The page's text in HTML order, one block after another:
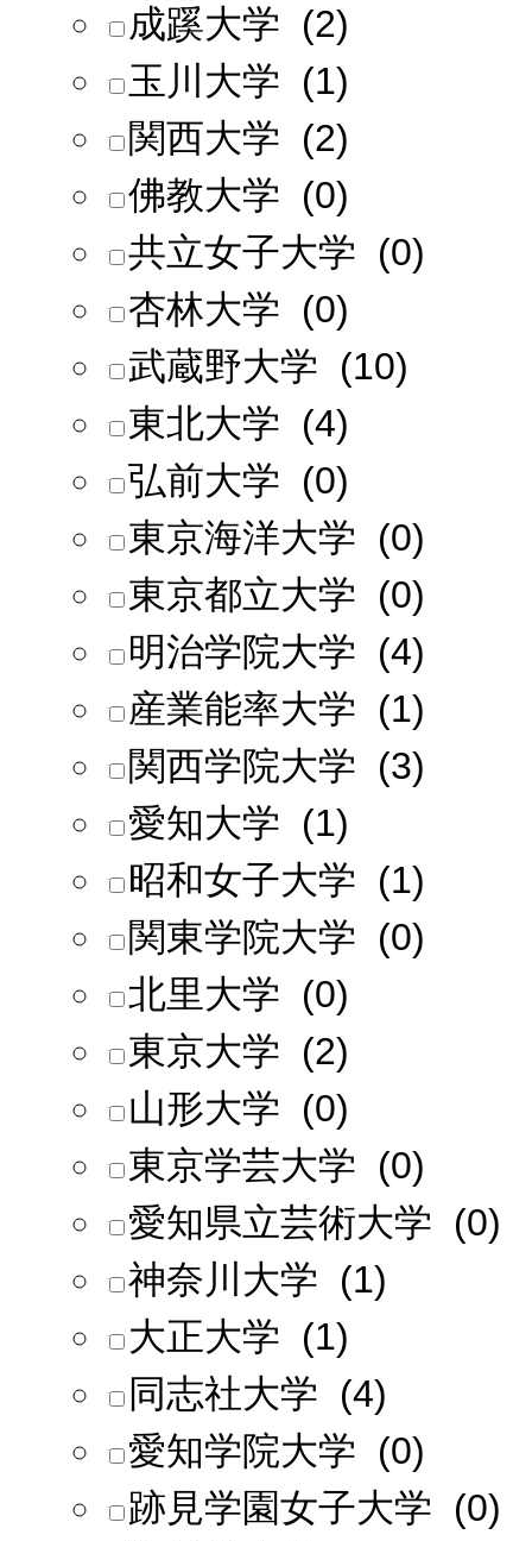
成蹊大学 (2)
玉川大学 (1)
関西大学 (2)
佛教大学 (0)
共立女子大学 (0)
杏林大学 (0)
武蔵野大学 (10)
東北大学 (4)
弘前大学 (0)
東京海洋大学 (0)
東京都立大学 (0)
明治学院大学 (4)
産業能率大学 (1)
関西学院大学 (3)
愛知大学 (1)
昭和女子大学 (1)
関東学院大学 (0)
北里大学 (0)
東京大学 (2)
山形大学 (0)
東京学芸大学 (0)
愛知県立芸術大学 (0)
神奈川大学 (1)
大正大学 (1)
同志社大学 (4)
愛知学院大学 (0)
跡見学園女子大学 (0)